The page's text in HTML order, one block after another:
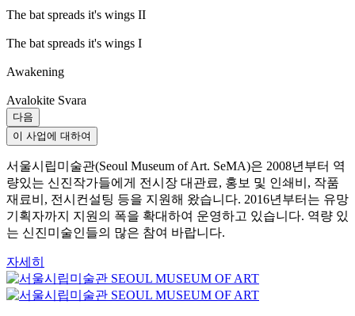
The bat spreads it's wings II
The bat spreads it's wings I
Awakening
Avalokite Svara
다음
이 사업에 대하여
서울시립미술관(Seoul Museum of Art. SeMA)은 2008년부터 역
량있는 신진작가들에게 전시장 대관료, 홍보 및 인쇄비, 작품
재료비, 전시컨설팅 등을 지원해 왔습니다. 2016년부터는 유망
기획자까지 지원의 폭을 확대하여 운영하고 있습니다. 역량 있
는 신진미술인들의 많은 참여 바랍니다.
자세히